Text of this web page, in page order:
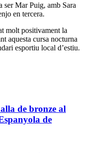
ser Mar Puig, amb Sara
en tercera.
molt positivament la
aquesta cursa nocturna
esportiu local d’estiu.
de bronze al
de